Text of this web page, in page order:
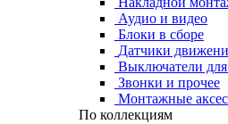
Аудио и видео
Блоки в сборе
Датчики
Выключатели
Звонки и прочее
Монтажные
По коллекциям